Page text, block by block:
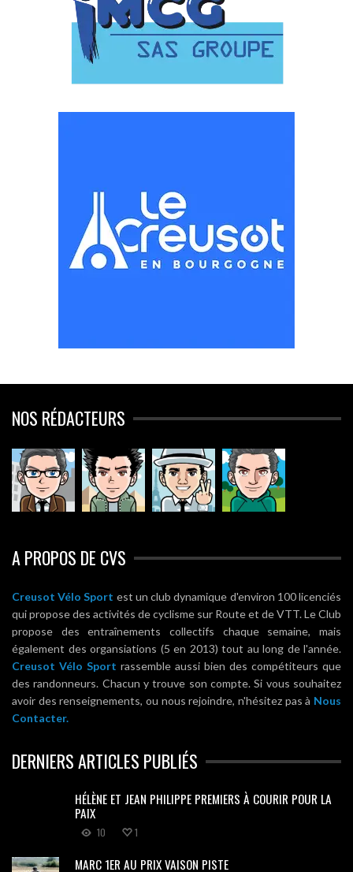
NOS RÉDACTEURS
A PROPOS DE CVS
Creusot Vélo Sport est un club dynamique d'environ 100 licenciés
qui propose des activités de cyclisme sur Route et de VTT. Le Club
propose des entraînements collectifs chaque semaine, mais
également des organsiations (5 en 2013) tout au long de l'année.
Creusot Vélo Sport rassemble aussi bien des compétiteurs que
des randonneurs. Chacun y trouve son compte. Si vous souhaitez
avoir des renseignements, ou nous rejoindre, n'hésitez pas à Nous
Contacter.
DERNIERS ARTICLES PUBLIÉS
HÉLÈNE ET JEAN PHILIPPE PREMIERS À COURIR POUR LA
PAIX
10 1
MARC 1ER AU PRIX VAISON PISTE